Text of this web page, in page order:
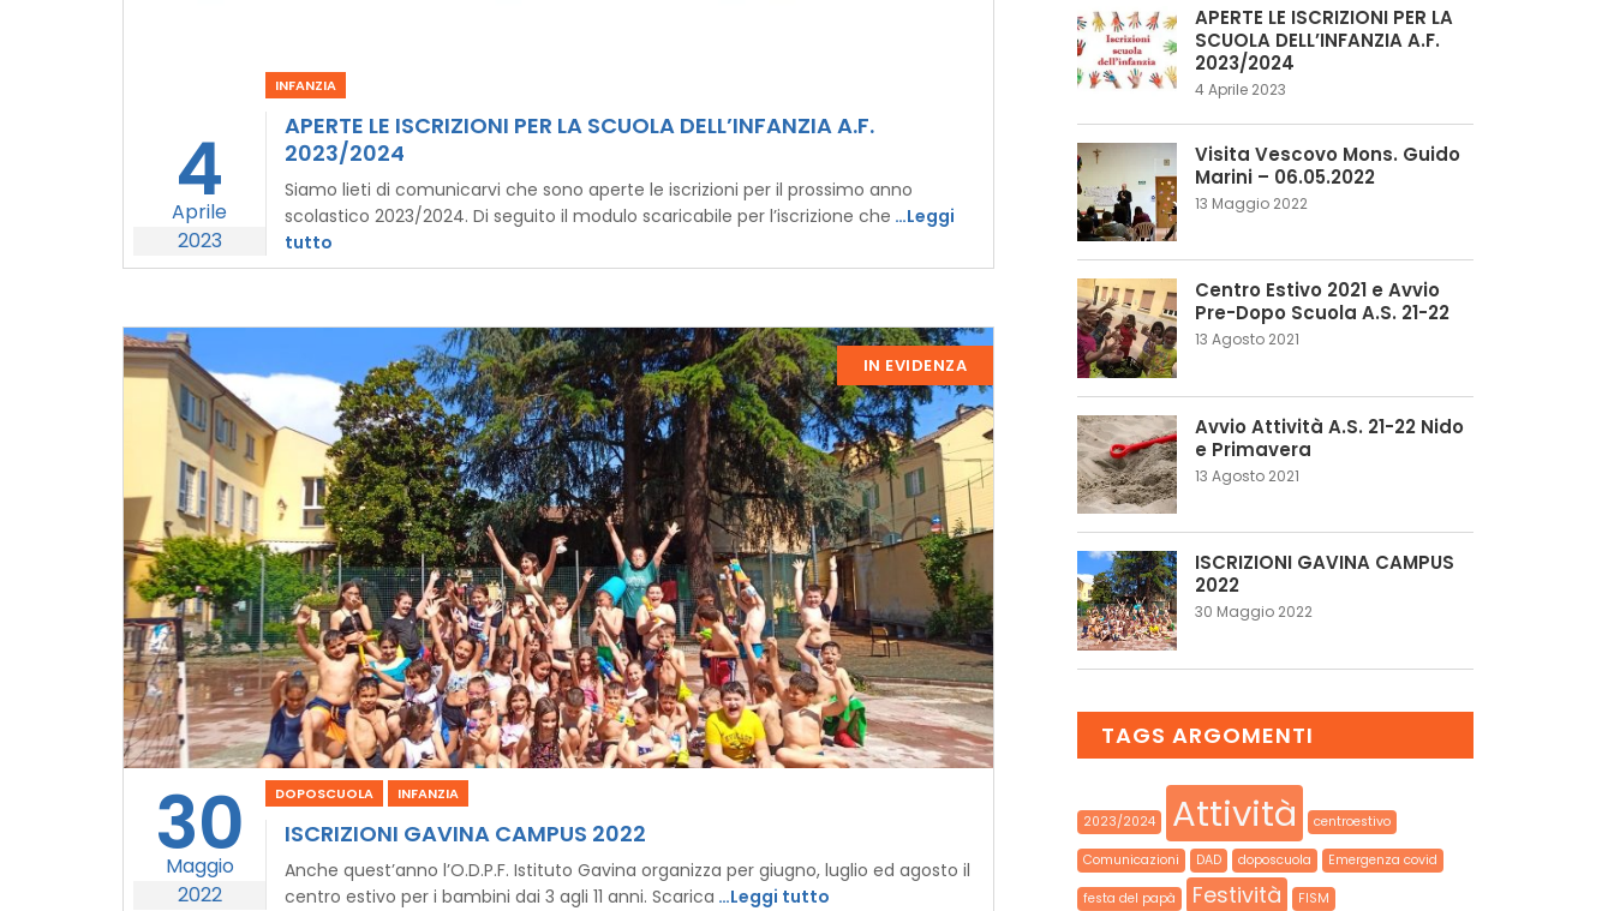
4
Aprile
2023
INFANZIA
APERTE LE ISCRIZIONI PER LA SCUOLA DELL’INFANZIA A.F.
2023/2024
Siamo lieti di comunicarvi che sono aperte le iscrizioni per il prossimo anno
scolastico 2023/2024. Di seguito il modulo scaricabile per l’iscrizione che …Leggi
tutto
IN EVIDENZA
30
Maggio
2022
DOPOSCUOLA INFANZIA
ISCRIZIONI GAVINA CAMPUS 2022
Anche quest’anno l’O.D.P.F. Istituto Gavina organizza per giugno, luglio ed agosto il
centro estivo per i bambini dai 3 agli 11 anni. Scarica …Leggi tutto
APERTE LE ISCRIZIONI PER LA
SCUOLA DELL’INFANZIA A.F.
2023/2024
4 Aprile 2023
Visita Vescovo Mons. Guido
Marini – 06.05.2022
13 Maggio 2022
Centro Estivo 2021 e Avvio
Pre-Dopo Scuola A.S. 21-22
13 Agosto 2021
Avvio Attività A.S. 21-22 Nido
e Primavera
13 Agosto 2021
ISCRIZIONI GAVINA CAMPUS
2022
30 Maggio 2022
TAGS ARGOMENTI
2023/2024 Attività centroestivo
Comunicazioni DAD doposcuola Emergenza covid
festa del papà Festività FISM